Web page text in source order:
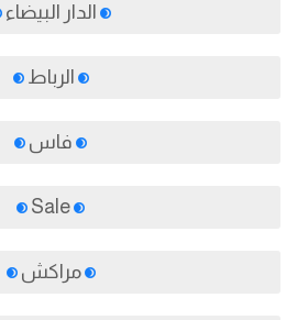
الدار البيضاء
الرباط
فاس
مراكش